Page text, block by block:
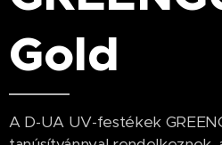
Gold
A D-UA UV-festékek